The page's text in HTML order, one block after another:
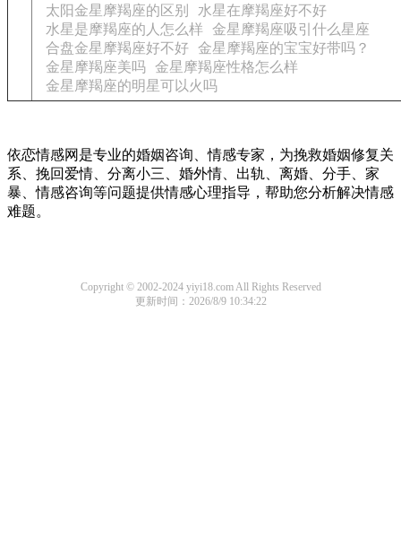
太阳金星摩羯座的区别
水星在摩羯座好不好
水星是摩羯座的人怎么样
金星摩羯座吸引什么星座
合盘金星摩羯座好不好
金星摩羯座的宝宝好带吗？
金星摩羯座美吗
金星摩羯座性格怎么样
金星摩羯座的明星可以火吗
依恋情感网是专业的婚姻咨询、情感专家，为挽救婚姻修复关
系、挽回爱情、分离小三、婚外情、出轨、离婚、分手、家
暴、情感咨询等问题提供情感心理指导，帮助您分析解决情感
难题。
Copyright © 2002-2024 yiyi18.com All Rights Reserved
更新时间：2026/8/9 10:34:22